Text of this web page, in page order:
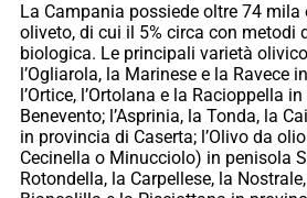
La Campania possiede oltre 74
oliveto, di cui il 5% circa con metodi
biologica. Le principali varietà
l’Ogliarola, la Marinese e la Ravece
l’Ortice, l’Ortolana e la Racioppella
Benevento; l’Asprinia, la Tonda, la
in provincia di Caserta; l’Olivo da
Cecinella o Minucciolo) in penisola
Rotondella, la Carpellese, la